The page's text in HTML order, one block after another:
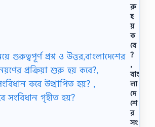
রু
হ
য়
ক
বে
?
,
বাং
লা
দে
শে
র
সং